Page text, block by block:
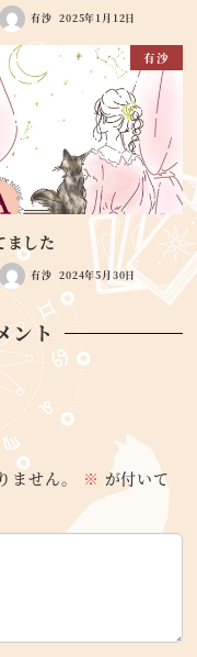
有沙 2025年1月12日
有沙
ました
有沙 2024年5月30日
ント
せん。 ※ が付いて